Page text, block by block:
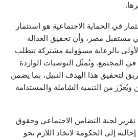
في الحماية الاجتماعية هو استثمار
مصر، وأن تحقيق العدالة
بالرعاية مسؤولية مشتركة تتطلب
المجتمع. وتُمثّل التوصيات الواردة
لتحقيق هذا الهدف النبيل، بما يضمن
من التنمية الشاملة والمستدامة
لجنة التضامن الاجتماعي وحقوق
إلى الحكومة لاتخاذ اللازم نحو